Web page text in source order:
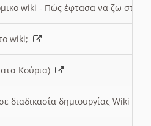
wiki - Πώς έφτασα να ζω στην
wiki;
Κούρια)
διαδικασία δημιουργίας Wiki